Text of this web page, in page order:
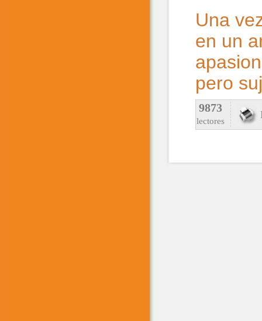
Una
en un
pero
9873
lectores